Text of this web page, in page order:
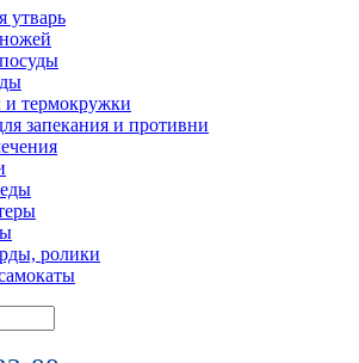
утварь
и термокружки
запекания и противни
ролики